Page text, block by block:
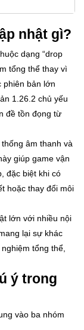
nhật gì?
dạng “drop
tổng thể thay vì
phiên bản lớn
1.26.2 chủ yếu
đề tồn đọng từ
âm thanh và
giúp game vận
đặc biệt khi có
hoặc thay đổi môi
lớn với nhiều nội
lại sự khác
tổng thể,
ý trong
vào ba nhóm